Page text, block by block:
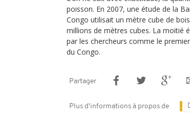
poisson. En 2007, une étude de la
Congo utilisait un mètre cube de
millions de mètres cubes. La moitié
par les chercheurs comme le
du Congo.
Partager
Plus d'informations à propos de